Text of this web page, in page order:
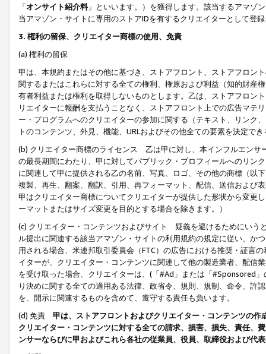
「オンサイト紹介料」といいます。）を獲得します。該当するアマゾ
当アマゾン・サイトに専用のストアIDを有するクリエイターとして登
3. 権利の留保、クリエイター商標の使用、免責
(a) 権利の留保
甲は、本規約またはその他に基づき、ストアフロント、ストアフロン
関するまたはこれらに対する全ての権利、権原および利益（知的財産
有者利益または権利を取得しないものとします。乙は、ストアフロン
リエイターに報酬を支払うことなく、ストアフロント上での広告マテ
ー・プログラムへのクリエイターの参加に関する（テキスト、リンク
トのコンテンツ、外見、機能、URLおよびその他全ての要素を決定で
(b) クリエイター商標のライセンス 乙は甲に対し、本インフルエンサ
の最長期間にわたり、甲に対してパブリック・プロフィールへのリン
に関連して甲に提供される乙の名前、写真、ロゴ、その他の商標（以
複製、再生、翻案、翻訳、引用、再フォーマット、配信、送信および
甲はクリエイター商標についてクリエイターが提供した形状から変更
ーマットまたはサイズ変更を目的とする場合を除きます。）
(c) クリエイター・コンテンツおよびサイト 疑義を避けるためにいう
ル提出に関連する該当アマゾン・サイトの利用規約の規定に従い、か
用される場合、米連邦取引委員会（FTC）の広告における推奨・証言
イターが、クリエイター・コンテンツに関連して他の製造業者、配信
を受け取った場合、クリエイターは、(「#Ad」または「#Sponsored
り決めに関する全ての適用ある法律、政省令、規則、規制、命令、許
を、開示に関連するものを含めて、遵守する責任も負います。
(d) 免責 甲は、ストアフロントおよびクリエイター・コンテンツの
クリエイター・コンテンツに対する全ての請求、損害、損失、責任、
ンサーならびに甲およびこれら各社の従業員、役員、取締役および代